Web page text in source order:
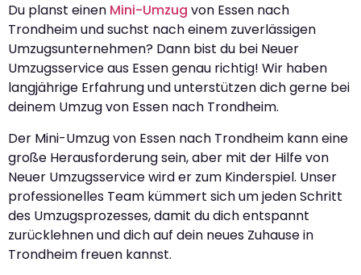
Du planst einen Mini-Umzug von Essen nach
Trondheim und suchst nach einem zuverlässigen
Umzugsunternehmen? Dann bist du bei Neuer
Umzugsservice aus Essen genau richtig! Wir haben
langjährige Erfahrung und unterstützen dich gerne bei
deinem Umzug von Essen nach Trondheim.
Der Mini-Umzug von Essen nach Trondheim kann eine
große Herausforderung sein, aber mit der Hilfe von
Neuer Umzugsservice wird er zum Kinderspiel. Unser
professionelles Team kümmert sich um jeden Schritt
des Umzugsprozesses, damit du dich entspannt
zurücklehnen und dich auf dein neues Zuhause in
Trondheim freuen kannst.